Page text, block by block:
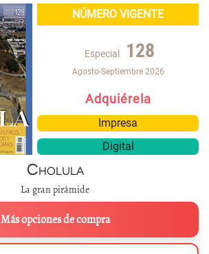
NÚMERO VIGENTE
Especial 128
Agosto-Septiembre 2026
Adquiérela
Impresa
Digital
Cholula
La gran pirámide
Más opciones de compra